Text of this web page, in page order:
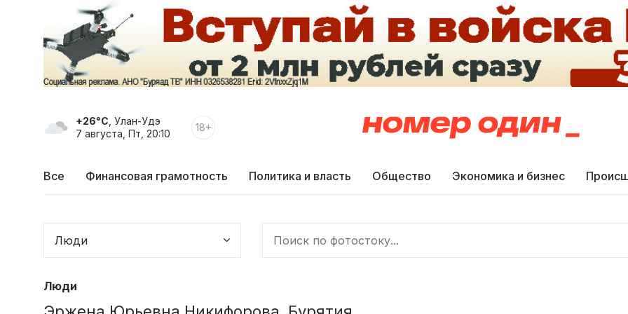
+26°C , Улан-Удэ
7 августа, Пт, 20:10
18+
Все Финансовая грамотность Политика и власть Общество Экономика и бизнес
Люди